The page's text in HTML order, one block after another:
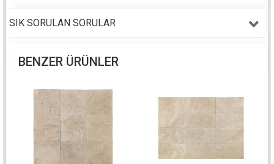
SIK SORULAN SORULAR
BENZER ÜRÜNLER